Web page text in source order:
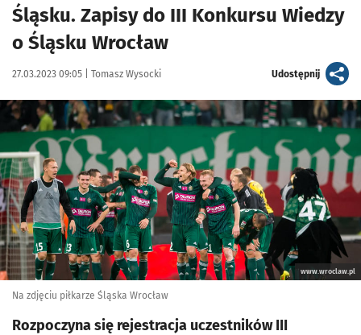
Śląsku. Zapisy do III Konkursu Wiedzy
o Śląsku Wrocław
Data publikacji:
27.03.2023 09:05 | Autor:
Tomasz Wysocki Udostępnijartykuł
Kliknij, aby powiększyć
www.wroclaw.pl
Na zdjęciu piłkarze Śląska Wrocław
Rozpoczyna się rejestracja uczestników III